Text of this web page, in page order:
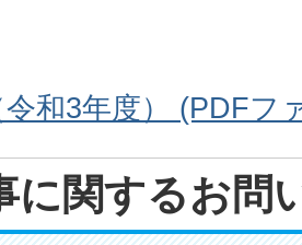
和3年度） (PDFフ
に関するお問